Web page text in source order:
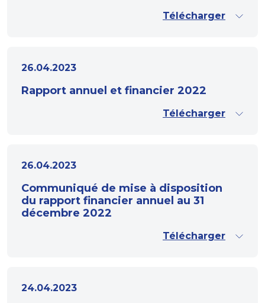
Télécharger
26.04.2023
Rapport annuel et financier 2022
Télécharger
26.04.2023
Communiqué de mise à disposition
du rapport financier annuel au 31
décembre 2022
Télécharger
24.04.2023